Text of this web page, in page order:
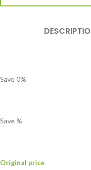
Save0%
Save%
Original price